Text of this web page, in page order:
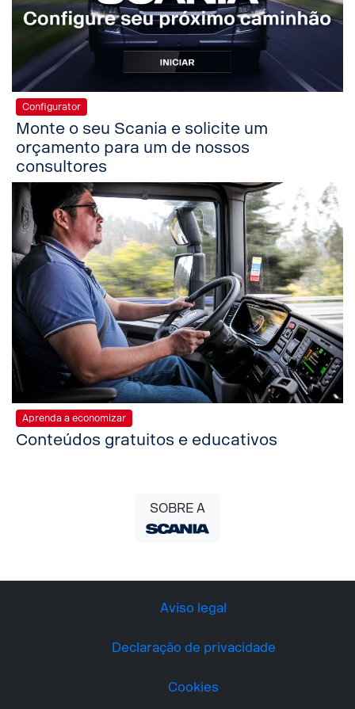
Configurator
Monte o seu Scania e solicite um
orçamento para um de nossos
consultores
Aprenda a economizar
Conteúdos gratuitos e educativos
SOBRE A
Aviso legal
Declaração de privacidade
Cookies